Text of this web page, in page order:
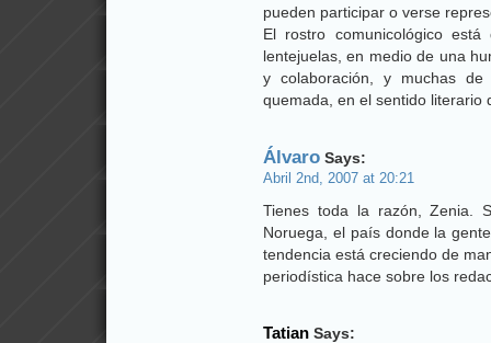
pueden participar o verse
El rostro comunicológico
lentejuelas, en medio de una
y colaboración, y muchas
quemada, en el sentido literario
Álvaro Says:
Abril 2nd, 2007 at 20:21
Tienes toda la razón, Zenia.
Noruega, el país donde la
tendencia está creciendo de
periodística hace sobre los
Tatian Says: